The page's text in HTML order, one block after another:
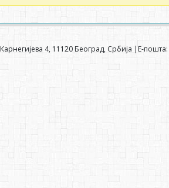
Карнегијева 4, 11120 Београд, Србија |Е-пошта: